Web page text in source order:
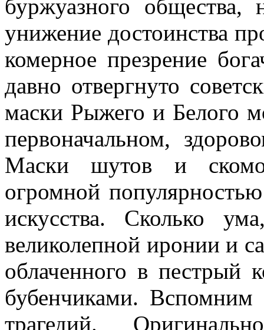
буржуазного общества,
унижение досто­инства
комерное презрение
давно отвергнуто
маски Ры­жего и Белого
первоначальном,
Маски шутов и
огромной
искусства. Сколько
великолеп­ной иронии и
облаченного в пестрый
бубенчиками.
трагедий.